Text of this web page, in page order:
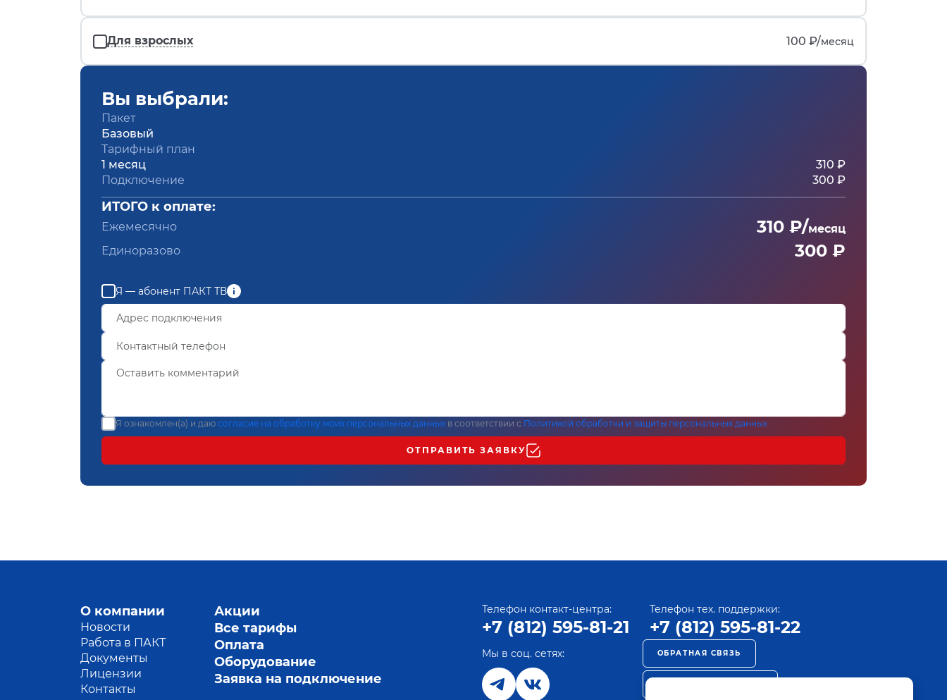
Для взрослых 100 ₽/месяц
Вы выбрали:
Пакет
Базовый
Тарифный план
1 месяц
310 ₽
Подключение
300 ₽
ИТОГО к оплате:
Ежемесячно 310 ₽/месяц
Единоразово
300 ₽
Я — абонент ПАКТ ТВ
Я ознакомлен(а) и даю согласие на обработку моих персональных данных в соответствии с Политикой обработки и защиты персональных данных
ОТПРАВИТЬ ЗАЯВКУ
О компании
Новости
Работа в ПАКТ
Документы
Лицензии
Контакты
Акции
Все тарифы
Оплата
Оборудование
Заявка на подключение
Телефон контакт-центра:
+7 (812) 595-81-21
Телефон тех. поддержки:
+7 (812) 595-81-22
Мы в соц. сетях: ОБРАТНАЯ СВЯЗЬ